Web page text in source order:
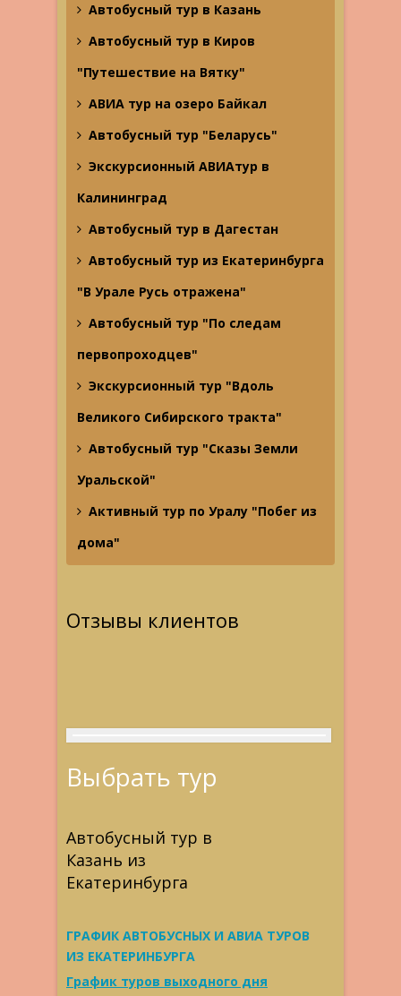
Автобусный тур в Казань
Автобусный тур в Киров
"Путешествие на Вятку"
АВИА тур на озеро Байкал
Автобусный тур "Беларусь"
Экскурсионный АВИАтур в
Калининград
Автобусный тур в Дагестан
Автобусный тур из Екатеринбурга
"В Урале Русь отражена"
Автобусный тур "По следам
первопроходцев"
Экскурсионный тур "Вдоль
Великого Сибирского тракта"
Автобусный тур "Сказы Земли
Уральской"
Активный тур по Уралу "Побег из
дома"
Отзывы клиентов
Выбрать тур
Автобусный тур в
Казань из
Екатеринбурга
ГРАФИК АВТОБУСНЫХ И АВИА ТУРОВ
ИЗ ЕКАТЕРИНБУРГА
График туров выходного дня